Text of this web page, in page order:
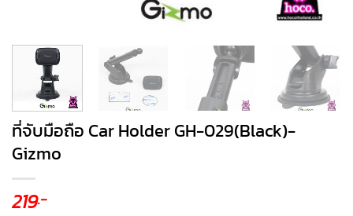
ที่จับมือถือ Car Holder GH-029(Black)-
Gizmo
219.-